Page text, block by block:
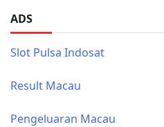
ADS
Slot Pulsa Indosat
Result Macau
Pengeluaran Macau